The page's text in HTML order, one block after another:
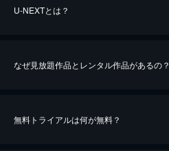
U-NEXTとは？
なぜ見放題作品とレンタル作品があるの？
無料トライアルは何が無料？